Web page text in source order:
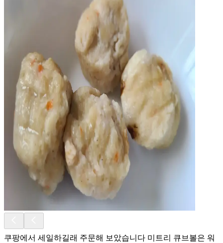
쿠팡에서 세일하길래 주문해 보았습니다 미트리 큐브볼은 워